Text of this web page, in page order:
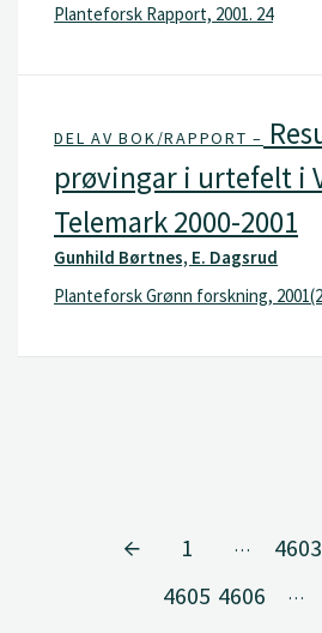
Planteforsk Rapport, 2001. 24
DEL AV BOK/RAPPORT –
prøvingar i urtefelt i
Telemark 2000-2001
Gunhild Børtnes, E. Dagsrud
Planteforsk Grønn forskning,
1 … 4603
4605 4606 …